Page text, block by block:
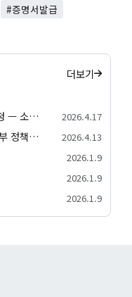
#증명서발급
더보기
고유가 피해지원금 국민비서 알림 신청 — 소득 하위 70% 대상 확인·지급일정 안내 2026.4.17
국민비서 알림서비스 신청 방법 — 정부 정책 알림 받기 (네이버앱·카카오톡·토스) 2026.4.13
2026.1.9
2026.1.9
2026.1.9